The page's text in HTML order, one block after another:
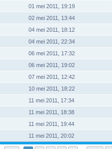
01 mei 2011, 19:19
02 mei 2011, 13:44
04 mei 2011, 18:12
04 mei 2011, 22:34
06 mei 2011, 17:32
06 mei 2011, 19:02
07 mei 2011, 12:42
10 mei 2011, 18:22
11 mei 2011, 17:34
11 mei 2011, 18:38
11 mei 2011, 19:44
11 mei 2011, 20:02